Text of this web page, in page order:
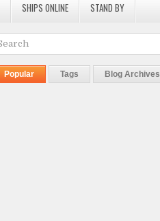
SHIPS ONLINE STAND BY
Popular Tags Blog Archives